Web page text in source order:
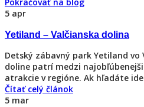
Pokračovať na blog
5 apr
Yetiland – Valčianska dolina
Detský zábavný park Yetiland vo
doline patrí medzi
atrakcie v regióne. Ak hľadáte
Čítať celý článok
5 mar